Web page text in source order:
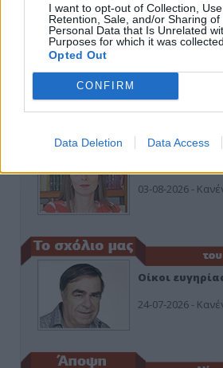
I want to opt-out of Collection, Use,
Retention, Sale, and/or Sharing of
Personal Data that Is Unrelated
Purposes for which it was collected.
Opted Out
CONFIRM
Data Deletion Data Access
Κιλκίς προς
03-08-2026 -
Οίκοι
24-07-2026 -